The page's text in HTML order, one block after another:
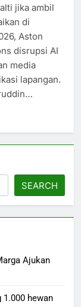
jika ambil
di
Aston
disrupsi AI
media
lapangan.​
SEARCH
Ajukan
1.000 hewan